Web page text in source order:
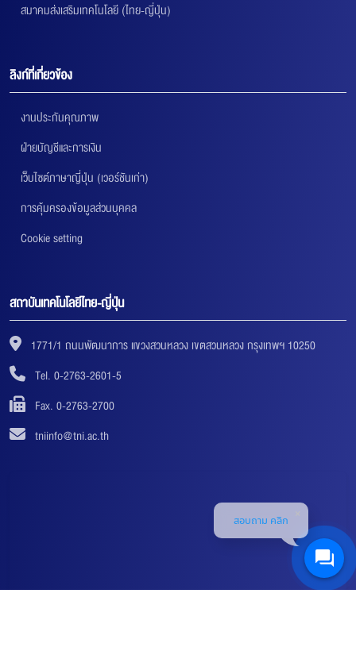
สมาคมส่งเสริมเทคโนโลยี (ไทย-ญี่ปุ่น)
ลิงก์ที่เกี่ยวข้อง
งานประกันคุณภาพ
ฝ่ายบัญชีและการเงิน
เว็บไซต์ภาษาญี่ปุ่น (เวอร์ชันเก่า)
การคุ้มครองข้อมูลส่วนบุคคล
Cookie setting
สถาบันเทคโนโลยีไทย-ญี่ปุ่น
1771/1 ถนนพัฒนาการ แขวงสวนหลวง เขตสวนหลวง กรุงเทพฯ 10250
Tel. 0-2763-2601-5
Fax. 0-2763-2700
tniinfo@tni.ac.th
สอบถาม คลิก